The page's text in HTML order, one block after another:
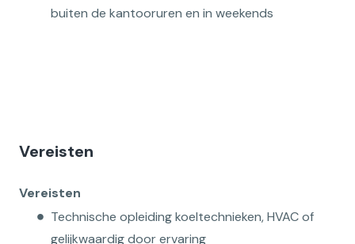
buiten de kantooruren en in weekends
Vereisten
Vereisten
Technische opleiding koeltechnieken, HVAC of
gelijkwaardig door ervaring